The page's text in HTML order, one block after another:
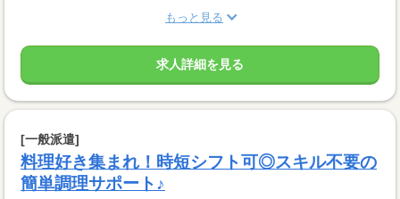
もっと見る
求人詳細を見る
[一般派遣]
料理好き集まれ！時短シフト可◎スキル不要の
簡単調理サポート♪